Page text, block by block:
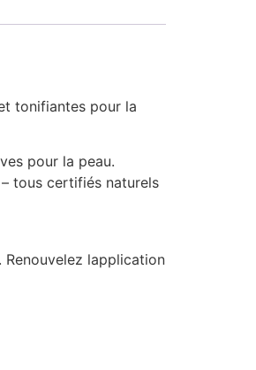
tonifiantes pour la
pour la peau.
– tous certifiés naturels
lapplication